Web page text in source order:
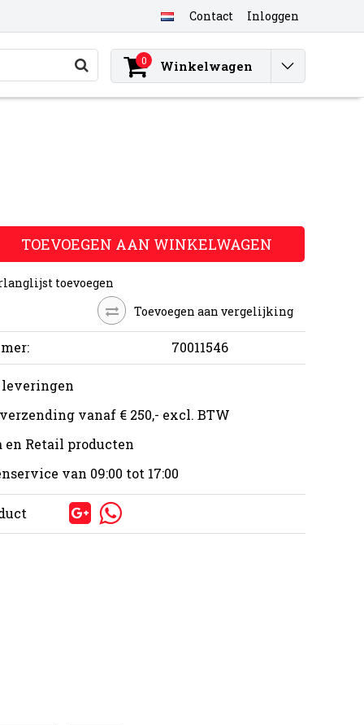
Contact Inloggen
0 Winkelwagen
TOEVOEGEN AAN WINKELWAGEN
toevoegen
Toevoegen aan vergelijking
70011546
vanaf € 250,- excl. BTW
en Retail producten
van 09:00 tot 17:00